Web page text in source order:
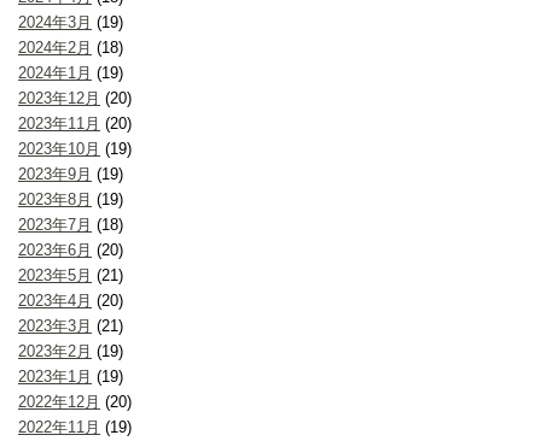
2024年3月 (19)
2024年2月 (18)
2024年1月 (19)
2023年12月 (20)
2023年11月 (20)
2023年10月 (19)
2023年9月 (19)
2023年8月 (19)
2023年7月 (18)
2023年6月 (20)
2023年5月 (21)
2023年4月 (20)
2023年3月 (21)
2023年2月 (19)
2023年1月 (19)
2022年12月 (20)
2022年11月 (19)